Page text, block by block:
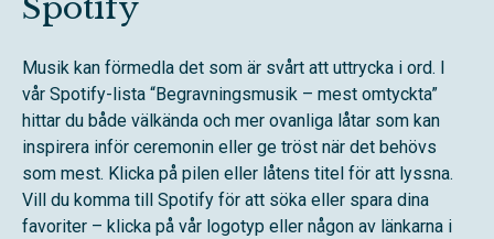
Spotify
Musik kan förmedla det som är svårt att uttrycka i ord. I
vår Spotify-lista “Begravningsmusik – mest omtyckta”
hittar du både välkända och mer ovanliga låtar som kan
inspirera inför ceremonin eller ge tröst när det behövs
som mest. Klicka på pilen eller låtens titel för att lyssna.
Vill du komma till Spotify för att söka eller spara dina
favoriter – klicka på vår logotyp eller någon av länkarna i